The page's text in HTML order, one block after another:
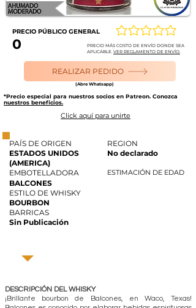
PRECIO PÚBLICO GENERAL Aún no hay
0
PRECIO MÁS COSTO DE ENVÍO DONDE SEA
APLICABLE. VER REGLAMENTO DE ENVÍO.
REALIZAR PEDIDO
(Abre Whatsapp)
*Precio especial para nuestros socios en Patreon. Conozca
nuestros beneficios.
Click aquí para unirte
PAÍS DE ORIGEN
ESTADOS UNIDOS
(AMERICA)
EMBOTELLADORA
BALCONES
REGION
No declarado
ESTIMACIÓN DE EDAD
ESTILO DE WHISKY
BOURBON
BARRICAS
Sin Publicación
DESCRIPCIÓN DEL WHISKY
¡Brillante bourbon de Balcones, en Waco, Texas!